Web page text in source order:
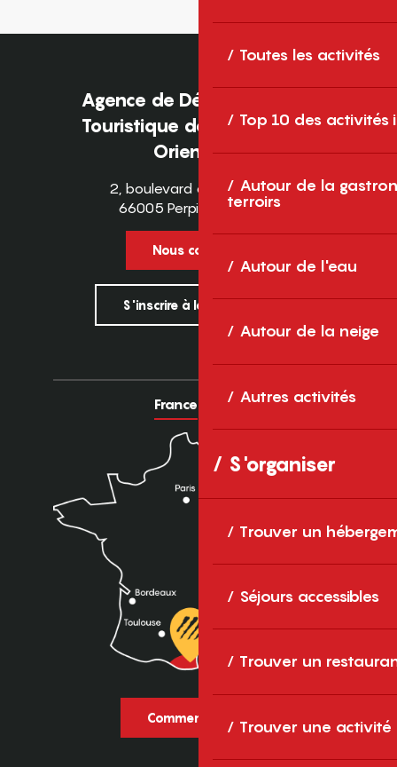
Toutes les activités
Top 10 des activités
Autour de la
terroirs
Autour de l'eau
Autour de la neige
Autres activités
S'organiser
Trouver un
Séjours accessibles
Trouver un
Trouver une activité
Agence de Développement
Touristique des Pyrénées-
Orientales
2, boulevard des Pyrénées
66005 Perpignan Cedex
Nous contacter
S'inscrire à la newsletter
France Europe
Comment venir ?